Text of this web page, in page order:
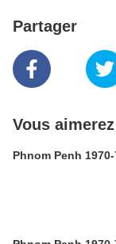
Partager
Vous
Phnom Penh